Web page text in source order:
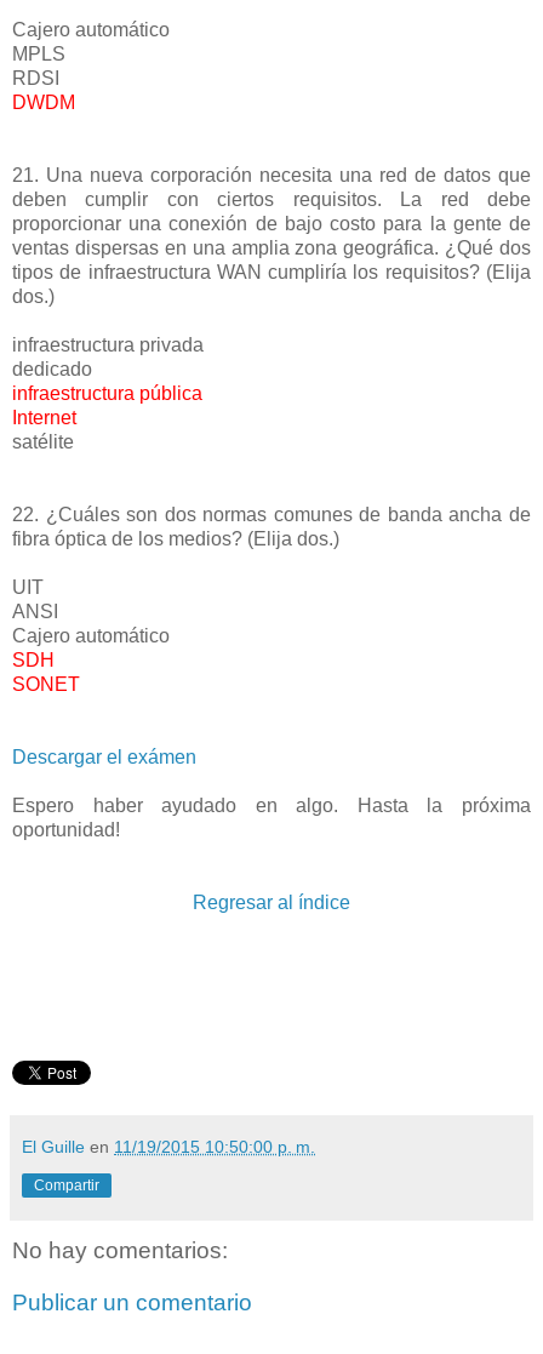
Cajero automático
MPLS
RDSI
DWDM
21. Una nueva corporación necesita una red de datos que
deben cumplir con ciertos requisitos. La red debe
proporcionar una conexión de bajo costo para la gente de
ventas dispersas en una amplia zona geográfica. ¿Qué dos
tipos de infraestructura WAN cumpliría los requisitos? (Elija
dos.)
infraestructura privada
dedicado
infraestructura pública
Internet
satélite
22. ¿Cuáles son dos normas comunes de banda ancha de
fibra óptica de los medios? (Elija dos.)
UIT
ANSI
Cajero automático
SDH
SONET
Descargar el exámen
Espero haber ayudado en algo. Hasta la próxima
oportunidad!
Regresar al índice
El Guille en 11/19/2015 10:50:00 p. m.
Compartir
No hay comentarios:
Publicar un comentario